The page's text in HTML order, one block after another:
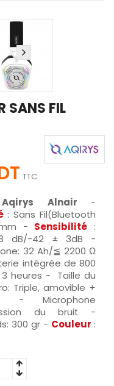
SANS FIL
TTC
Alnair -
: Sans Fil(Bluetooth
- Sensibilité :
3 dB/-42 ± 3dB -
32 Ah/≦ 2200 Ω
intégrée de 800
heures - Taille du
Triple, amovible +
- Microphone
du bruit -
300 gr - Couleur :